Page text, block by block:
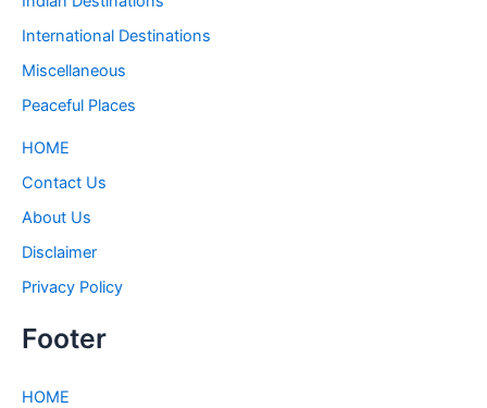
International Destinations
Miscellaneous
Peaceful Places
HOME
Contact Us
About Us
Disclaimer
Privacy Policy
Footer
HOME